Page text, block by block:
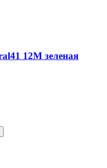
12М зеленая